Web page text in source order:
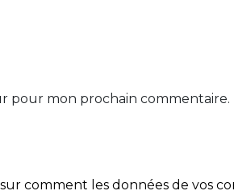
pour mon prochain commentaire.
comment les données de vos